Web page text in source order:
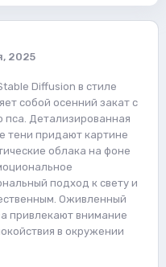
2025
Diffusion в стиле
собой осенний закат с
пса. Детализированная
тени придают картине
облака на фоне
подход к свету и
Оживленный
привлекают внимание
в окружении